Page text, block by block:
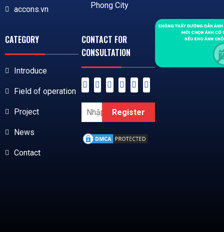
accons.vn
Phong City
CATEGORY
Introduce
Field of operation
Project
News
Contact
CONTACT FOR
CONSULTATION
Register